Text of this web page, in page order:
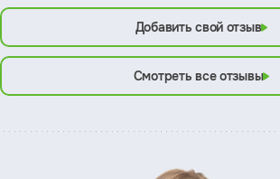
Добавить свой отзыв
Смотреть все отзывы